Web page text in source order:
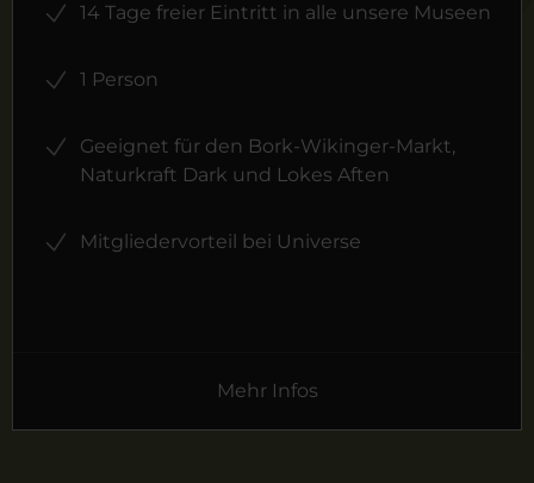
14 Tage freier Eintritt in alle unsere Museen
1 Person
Geeignet für den Bork-Wikinger-Markt,
Naturkraft Dark und Lokes Aften
Mitgliedervorteil bei Universe
Mehr Infos